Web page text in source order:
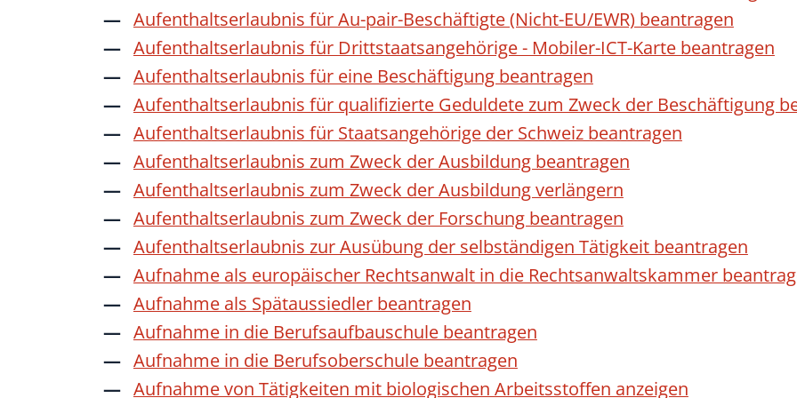
Aufenthaltserlaubnis für Au-pair-Beschäftigte (Nicht-EU/EWR) beantragen
Aufenthaltserlaubnis für Drittstaatsangehörige - Mobiler-ICT-Karte beantragen
Aufenthaltserlaubnis für eine Beschäftigung beantragen
Aufenthaltserlaubnis für qualifizierte Geduldete zum Zweck der Beschäftigung
Aufenthaltserlaubnis für Staatsangehörige der Schweiz beantragen
Aufenthaltserlaubnis zum Zweck der Ausbildung beantragen
Aufenthaltserlaubnis zum Zweck der Ausbildung verlängern
Aufenthaltserlaubnis zum Zweck der Forschung beantragen
Aufenthaltserlaubnis zur Ausübung der selbständigen Tätigkeit beantragen
Aufnahme als europäischer Rechtsanwalt in die Rechtsanwaltskammer
Aufnahme als Spätaussiedler beantragen
Aufnahme in die Berufsaufbauschule beantragen
Aufnahme in die Berufsoberschule beantragen
Aufnahme von Tätigkeiten mit biologischen Arbeitsstoffen anzeigen